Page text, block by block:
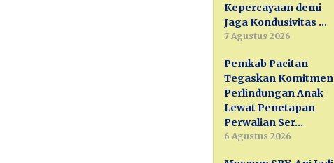
Kepercayaan demi
Jaga Kondusivitas …
7 Agustus 2026
Pemkab Pacitan
Tegaskan Komitmen
Perlindungan Anak
Lewat Penetapan
Perwalian Ser…
6 Agustus 2026